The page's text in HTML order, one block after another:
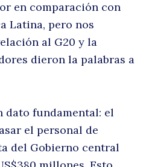
en comparación con
Latina, pero nos
al G20 y la
dieron la palabras a
dato fundamental: el
el personal de
del Gobierno central